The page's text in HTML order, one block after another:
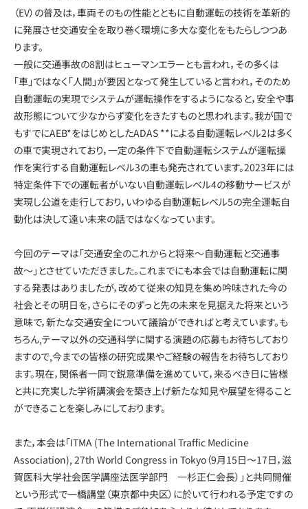
日本交通科学学会・学術講演会
International Traffic Medicine Association
（EV）の普及は，車両そのもの性能とともに自動運転の技術を革新的
に発展させ交通安全を取り巻く環境に多大な変化をもたらしつつあ
ります。
一般に交通事故の8割はヒューマンエラーとも言われ，その多くは
「車」ではなく「人間」が要因となって発生していると言われ，そのため
自動運転の実現でシステムが運転操作をするようになると，安全や事
故形態について少なからず変化をきたすものと思われます。我が国で
もすでにAEB*をはじめとしたADAS **による自動運転レベル2は多く
の車で実現されており，一定の条件下で自動運転システムが運転操
作を実行する自動運転レベル3の車も発売されています。2023年には
特定条件下での運転者がいない自動運転レベル4の移動サービスが
実現し公道を走行しており，いわゆる自動運転レベル5の完全運転自
動化は決して遠い未来の話ではなくなっています。
今回のテーマは「交通安全のこれからと将来〜自動運転と交通事
故〜」とさせていただきました。これまでにも本会では自動運転に関
する発表はありましたが，改めて従来の知見を集め吟味された今の
社会とその明日を，さらにそのずっと先の未来を見据えた将来という
意味で，新たな交通安全について議論ができればと考えています。も
ちろん,テーマ以外の交通科学に関する演題の応募もお待ちしており
ますので,今までの皆様の研究成果やご経験の報告をお待ちしており
ます。現在，関係者一同で鋭意準備を進めていて，来るべき日に皆様
と共に充実した学術講演会を築き上げ新たな知見や展望を得ること
ができることを楽しみにしております。
また，本会は「ITMA (The International Traffic Medicine
Association), 27th World Congress in Tokyo（9月15日〜17日，滋
賀医科大学社会医学講座法医学部門 一杉正仁会長）」と共同開催
という形式で一橋講堂（東京都中央区）に於いて行われる予定ですの